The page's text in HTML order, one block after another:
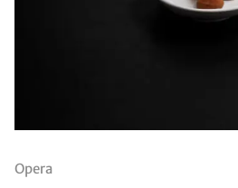
Opera